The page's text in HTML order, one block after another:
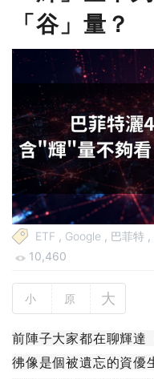
「谷」量？
ETF , Google , 巴菲特 ,
10,460
小 原 大
前陣子大家都在聊輝
彿像是個被遺忘的資優